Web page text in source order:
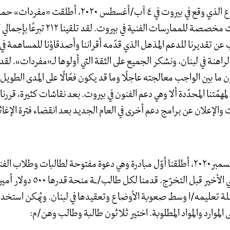
explosion that took place in Beirut on August 4,
became a very successful campaign to gather
We have received 212 donations totaling €102,863.
the incredible support of peers and friends to
s in Lebanon, and we also want to thank
have placed in Mophradat. It has been challenging
what is urgent to address with that which might
long run, while staying alert to the specific
After much discussion, we decided to proceed
start, and take time to be available to contribute as
2020, we launched an open call for graduating art
student received a grant of $500 to use towards
or other supplies that they need to continue their
final projects. The following 30 Lebanon-based
بعد الانفجار المروع الذي وقع في بيروت في ٤ آب/أغسطس
تقديرنا للدعم المذهل الذي قدّمه أقراننا وأصدقاؤنا للمساهمة
في لبنان، ونشكر الجميع على الثقة التي أولوها لـ«مفردات».
ما بين الواجب معالجته عاجلًا وما قد يكون فعّالًا على المدى
المحدّدة ألا وهي دعم الفنون في بيروت. بعد نقاشات كثيرة،
والإعلان عن برامج دعم أخرى في العام الجديد بعد انقضاء فترة
في كانون الأول/ديسمبر٢٠٢٠، أطلقنا أوّل مبادرة وهي دعوة مفتوحة لطالبات
عامهن/م الجامعي الأخير قبل التخرّج. قدمنا لكل طالب/ـة
تعليمه/ا وسط صعوبة الأوضاع وتعقيدها في لبنان. ويُمكن
الموارد والمواد المطلوبة. اختير ثلاثون طالبة وطالب وهن/م: